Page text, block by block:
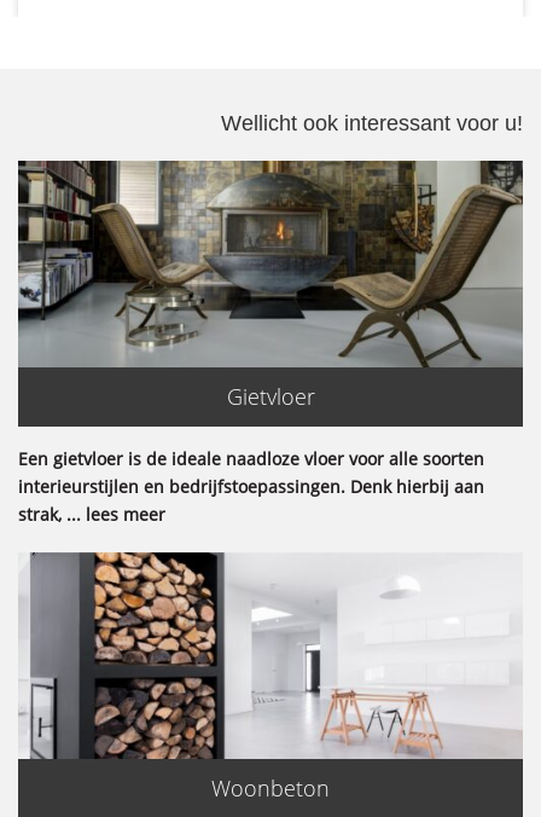
Wellicht ook interessant voor u!
Gietvloer
Een gietvloer is de ideale naadloze vloer voor alle soorten
interieurstijlen en bedrijfstoepassingen. Denk hierbij aan
strak, ... lees meer
Woonbeton